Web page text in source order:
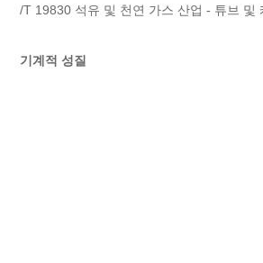
/T 19830 석유 및 천연 가스 산업 - 튜브 및
기계적 성질